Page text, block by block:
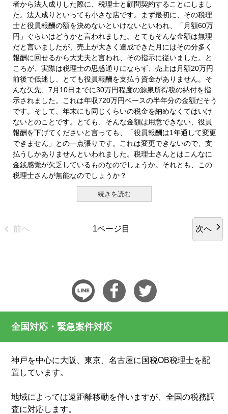
者から法人成りした際に、税理士と顧問契約することにしまし
た。法人成りといっても小さな店です。まず最初に、その税理
士と役員報酬の額を決めないといけないといわれ、「月額60万
円」ぐらいはどうかと言われました。とてもそんな金額は無理
だと言いましたが、売上が大きく達成できた月にはその分多く
報酬に回せるから大丈夫と言われ、その指示に従いました。と
ころが、実際は税理士の思惑通りにならず、売上は月額20万円
前後で低迷し、とても役員報酬を支払う資金がありません。そ
んな矢先、7月10日までに30万円程度の源泉所得税の納付を指
示されました。これは年収720万円ベースの半年分の金額だそう
です。そして、年末にも同じくらいの税金を納めなくてはいけ
ないとのことです。とても、そんな金額は用意できない、役員
報酬を下げてくださいと言っても、「役員報酬は1年通して変更
できません」との一点張りです。これは変更できないので、支
払うしかありませんといわれました。税理士さんとはこんなに
金銭感覚が欠乏しているものなのでしょうか。それとも、この
税理士さんが無能なのでしょうか？
続きを読む
前へ 1ページ目 次へ
全国対応・緊急案件対応
神戸を中心に大阪、東京、名古屋に国税OB税理士を配
置しています。
地域によっては遠距離移動を伴いますが、全国の税務調
査に対応します。